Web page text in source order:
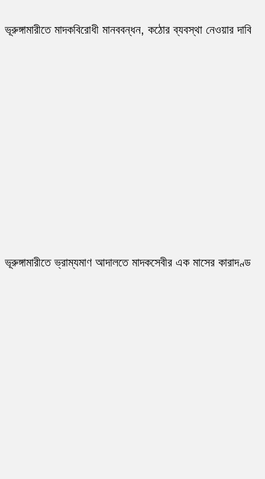
ভূরুঙ্গামারীতে মাদকবিরোধী মানববন্ধন, কঠোর ব্যবস্থা নেওয়ার দাবি
ভূরুঙ্গামারীতে ভ্রাম্যমাণ আদালতে মাদকসেবীর এক মাসের কারাদণ্ড